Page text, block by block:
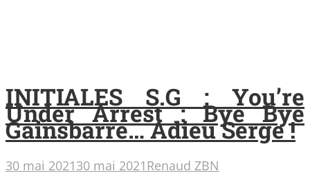
INITIALES S.G : You’re
Under Arrest : Bye Bye
Gainsbarre… Adieu Serge !
30 mai 202130 mai 2021 Renaud ZBN